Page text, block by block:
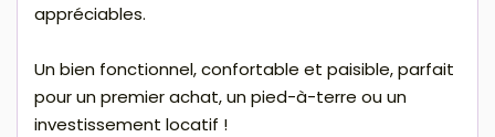
appréciables.
Un bien fonctionnel, confortable et paisible, parfait
pour un premier achat, un pied-à-terre ou un
investissement locatif !